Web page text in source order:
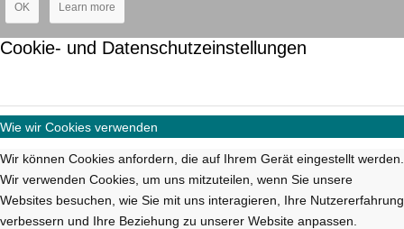
OK Learn more
Cookie- und Datenschutzeinstellungen
Wie wir Cookies verwenden
Wir können Cookies anfordern, die auf Ihrem Gerät eingestellt werden.
Wir verwenden Cookies, um uns mitzuteilen, wenn Sie unsere
Websites besuchen, wie Sie mit uns interagieren, Ihre Nutzererfahrung
verbessern und Ihre Beziehung zu unserer Website anpassen.